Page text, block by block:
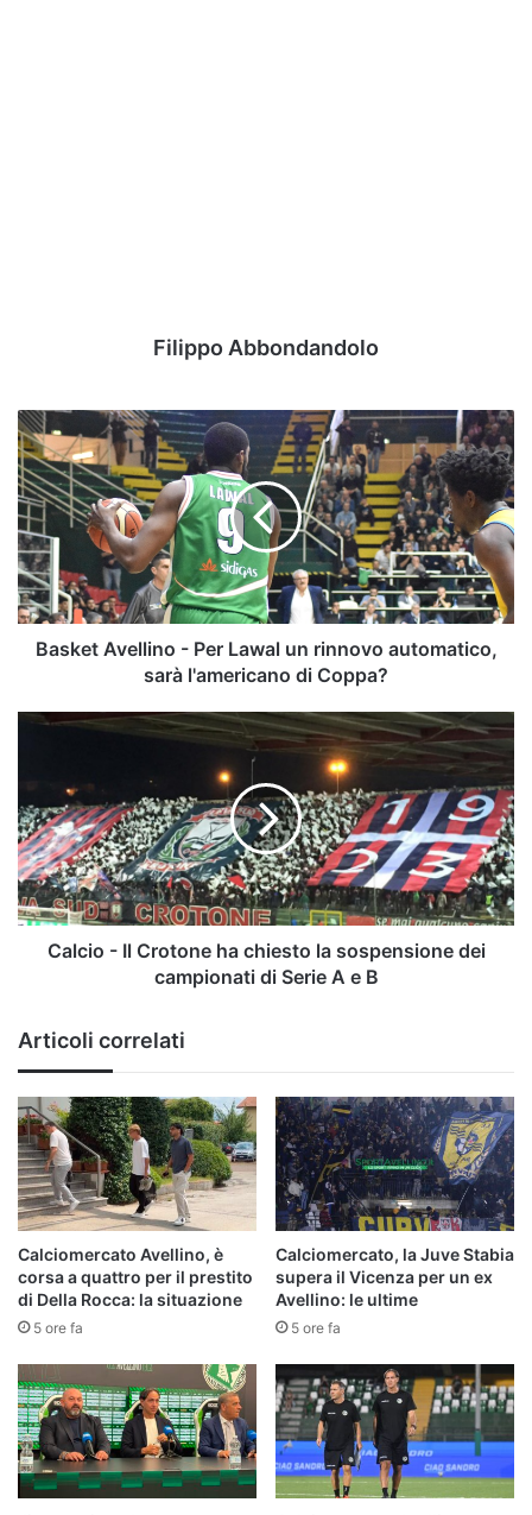
Filippo Abbondandolo
Basket
Avellino
-
Per
Lawal
un
rinnovo
automatico,
sarà
l'americano
Basket Avellino - Per Lawal un rinnovo automatico,
sarà l'americano di Coppa?
Calcio
Crotone
ha
chiesto
la
sospensione
dei
campionati
e
B
Calcio - Il Crotone ha chiesto la sospensione dei
campionati di Serie A e B
Articoli correlati
Calciomercato Avellino, è
corsa a quattro per il prestito
di Della Rocca: la situazione
5 ore fa
Calciomercato, la Juve Stabia
supera il Vicenza per un ex
Avellino: le ultime
5 ore fa